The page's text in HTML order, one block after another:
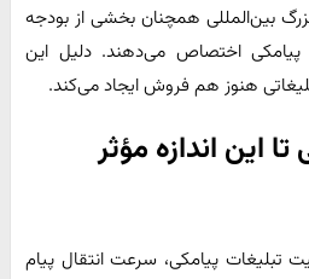
بین‌المللی همچنان بخشی از بودجه
پیامکی اختصاص می‌دهند. دلیل این
هنوز هم فروش ایجاد می‌کند.
این اندازه مؤثر
تبلیغات پیامکی، سرعت انتقال پیام